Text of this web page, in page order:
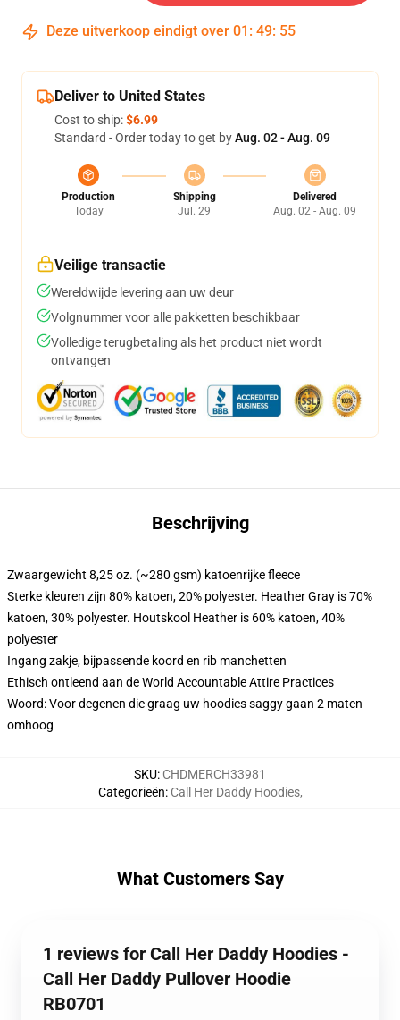
Deze uitverkoop eindigt over 01 : 49: 54
Deliver to United States
Cost to ship:$6.99
Standard - Order today to get byAug. 02 - Aug. 09
Production
Today
Shipping
Jul. 29
Delivered
Aug. 02 - Aug. 09
Veilige transactie
Wereldwijde levering aan uw deur
Volgnummer voor alle pakketten beschikbaar
Volledige terugbetaling als het product niet wordt
ontvangen
Beschrijving
Zwaargewicht 8,25 oz. (~280 gsm) katoenrijke fleece
Sterke kleuren zijn 80% katoen, 20% polyester. Heather Gray is 70%
katoen, 30% polyester. Houtskool Heather is 60% katoen, 40%
polyester
Ingang zakje, bijpassende koord en rib manchetten
Ethisch ontleend aan de World Accountable Attire Practices
Woord: Voor degenen die graag uw hoodies saggy gaan 2 maten
omhoog
SKU: CHDMERCH33981
Categorieën: Call Her Daddy Hoodies,
What Customers Say
1 reviews for Call Her Daddy Hoodies -
Call Her Daddy Pullover Hoodie
RB0701